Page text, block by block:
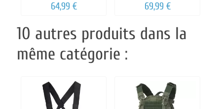
64,99 € 69,99 €
10 autres produits dans la
même catégorie :